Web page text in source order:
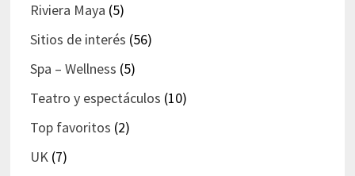
Riviera Maya (5)
Sitios de interés (56)
Spa – Wellness (5)
Teatro y espectáculos (10)
Top favoritos (2)
UK(7)